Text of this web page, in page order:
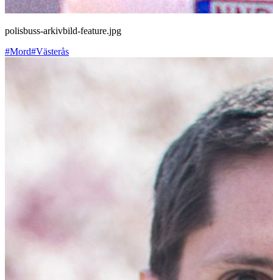
polisbuss-arkivbild-feature.jpg
#Mord#Västerås